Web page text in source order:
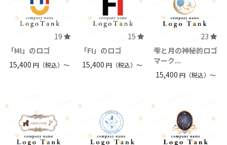
19
「MI」のロゴ
15,400 円（税込）〜
15
「FI」のロゴ
15,400円（税込）〜
23
雫と月の神秘的ロゴ
マーク...
15,400 円（税込）〜